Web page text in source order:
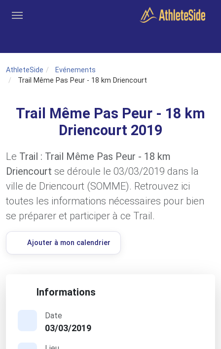
AthleteSide
Evénements
Trail Même Pas Peur - 18 km Driencourt
Trail Même Pas Peur - 18 km
Driencourt 2019
Le Trail : Trail Même Pas Peur - 18 km
Driencourt se déroule le 03/03/2019 dans la
ville de Driencourt (SOMME). Retrouvez ici
toutes les informations nécessaires pour bien
se préparer et participer à ce Trail.
Ajouter à mon calendrier
Informations
Date
03/03/2019